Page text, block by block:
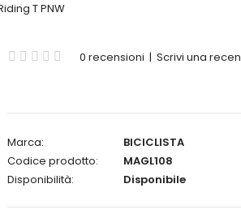
T PNW
0 recensioni | Scrivi una
Marca:
BICICLISTA
Codice prodotto:
MAGL108
Disponibilità:
Disponibile